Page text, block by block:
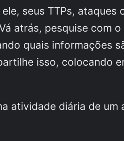
seus TTPs, ataques
atrás, pesquise com
quais informações
isso, colocando
atividade diária de um